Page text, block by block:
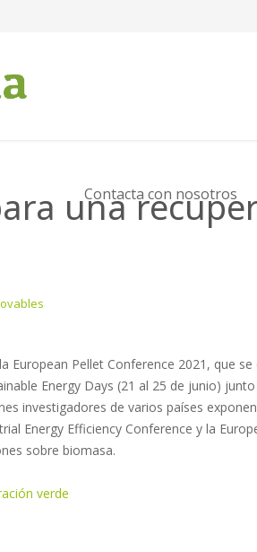
Contacta con nosotros
una
European Pellet Conference 2021, que se
Energy Days (21 al 25 de junio)
investigadores de varios países
Energy Efficiency Conference y la
sobre biomasa.
verde